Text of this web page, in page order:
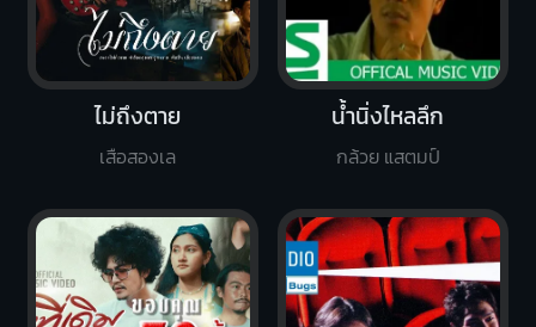
ไม่ถึงตาย
เสือสองเล
น้ำนิ่งไหลลึก
กล้วย แสตมป์